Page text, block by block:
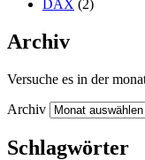
DAX (2)
Archiv
Versuche es in der
Archiv
Schlagwörter